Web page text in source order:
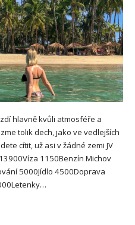
hlavně kvůli atmosféře a
tolik dech, jako ve vedlejších
cítit, už asi v žádné zemi JV
1150Benzín Michov
5000Jídlo 4500Doprava